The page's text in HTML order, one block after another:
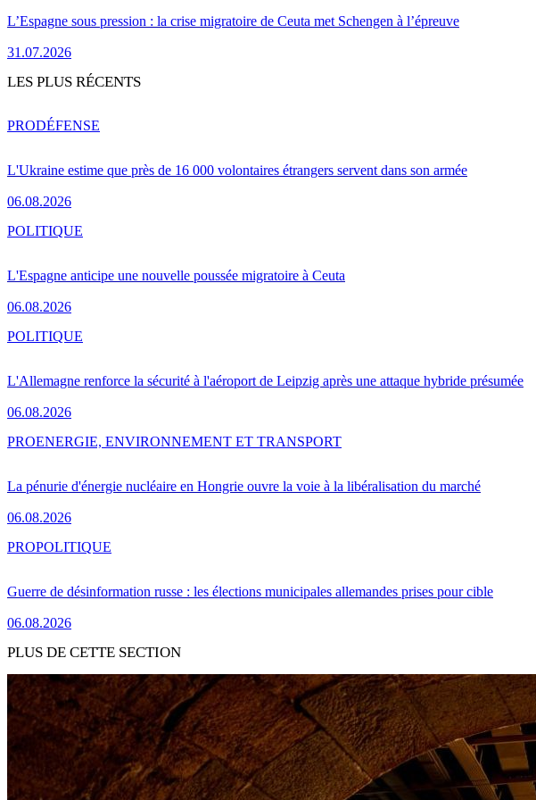
L’Espagne sous pression : la crise migratoire de Ceuta met Schengen à l’épreuve
31.07.2026
LES PLUS RÉCENTS
L'Ukraine estime que près de 16 000 volontaires étrangers servent dans son armée
06.08.2026
PRODÉFENSE
L'Espagne anticipe une nouvelle poussée migratoire à Ceuta
06.08.2026
POLITIQUE
L'Allemagne renforce la sécurité à l'aéroport de Leipzig après une attaque hybride présumée
06.08.2026
POLITIQUE
La pénurie d'énergie nucléaire en Hongrie ouvre la voie à la libéralisation du marché
06.08.2026
PROENERGIE, ENVIRONNEMENT ET TRANSPORT
Guerre de désinformation russe : les élections municipales allemandes prises pour cible
06.08.2026
PROPOLITIQUE
PLUS DE CETTE SECTION